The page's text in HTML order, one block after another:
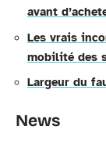
avant
Les vrais
mobilité des
Largeur du
News